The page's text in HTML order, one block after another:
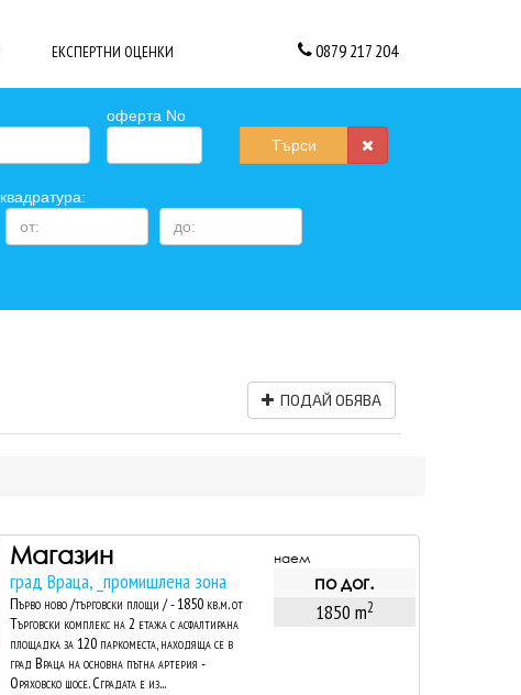
ЕКСПЕРТНИ ОЦЕНКИ 0879 217 204
оферта No
Търси
квадратура:
ПОДАЙ ОБЯВА
Магазин
град Враца, _промишлена зона
Първо ново /търговски площи / - 1850 кв.м. от
Търговски комплекс на 2 етажа с асфалтирана
площадка за 120 паркоместа, находяща се в
град Враца на основна пътна артерия -
Оряховско шосе. Сградата е из...
наем
по дог.
1850 m2